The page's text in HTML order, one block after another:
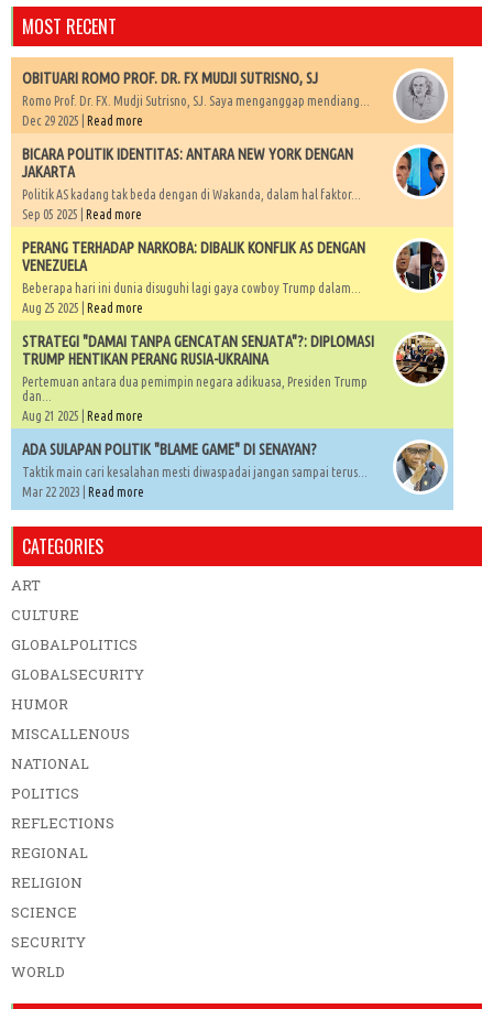
MOST RECENT
OBITUARI ROMO PROF. DR. FX MUDJI SUTRISNO, SJ
Romo Prof. Dr. FX. Mudji Sutrisno, SJ. Saya menganggap mendiang...
Dec 29 2025 | Read more
BICARA POLITIK IDENTITAS: ANTARA NEW YORK DENGAN
JAKARTA
Politik AS kadang tak beda dengan di Wakanda, dalam hal faktor...
Sep 05 2025 | Read more
PERANG TERHADAP NARKOBA: DIBALIK KONFLIK AS DENGAN
VENEZUELA
Beberapa hari ini dunia disuguhi lagi gaya cowboy Trump dalam...
Aug 25 2025 | Read more
STRATEGI "DAMAI TANPA GENCATAN SENJATA"?: DIPLOMASI
TRUMP HENTIKAN PERANG RUSIA-UKRAINA
Pertemuan antara dua pemimpin negara adikuasa, Presiden Trump
dan...
Aug 21 2025 | Read more
ADA SULAPAN POLITIK "BLAME GAME" DI SENAYAN?
Taktik main cari kesalahan mesti diwaspadai jangan sampai terus...
Mar 22 2023 | Read more
CATEGORIES
ART
CULTURE
GLOBALPOLITICS
GLOBALSECURITY
HUMOR
MISCALLENOUS
NATIONAL
POLITICS
REFLECTIONS
REGIONAL
RELIGION
SCIENCE
SECURITY
WORLD